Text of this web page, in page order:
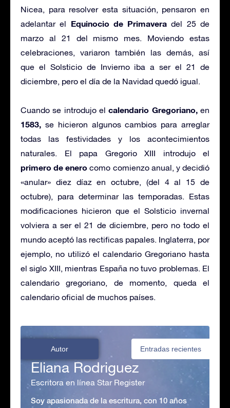
Nicea, para resolver esta situación, pensaron en
adelantar el Equinocio de Primavera del 25 de
marzo al 21 del mismo mes. Moviendo estas
celebraciones, variaron también las demás, así
que el Solsticio de Invierno iba a ser el 21 de
diciembre, pero el día de la Navidad quedó igual.
Cuando se introdujo elcalendario Gregoriano,en
1583, se hicieron algunos cambios para arreglar
todas las festividades y los acontecimientos
naturales. El papa Gregorio XIII introdujo el
primero de enero como comienzo anual, y decidió
«anular» diez díaz en octubre, (del 4 al 15 de
octubre), para determinar las temporadas. Estas
modificaciones hicieron que el Solsticio invernal
volviera a ser el 21 de diciembre, pero no todo el
mundo aceptó las rectificas papales. Inglaterra, por
ejemplo, no utilizó el calendario Gregoriano hasta
el siglo XIII, mientras España no tuvo problemas. El
calendario gregoriano, de momento, queda el
calendario oficial de muchos países.
Autor Entradas recientes
Eliana Rodriguez
Escritora en línea Star Register
Soy apasionada de la escritura, con 10 años